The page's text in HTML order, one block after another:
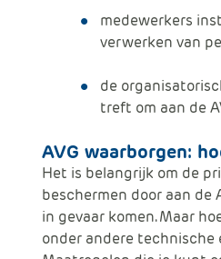
medewerkers
verwerken van
de
treft om aan de
AVG waarborgen:
Het is belangrijk om de
beschermen door aan de
in gevaar komen. Maar
onder andere technische